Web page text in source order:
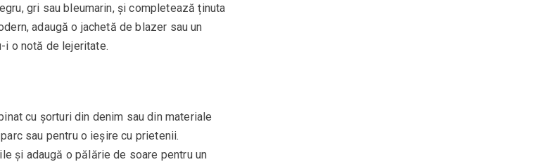
gri sau bleumarin, și completează ținuta
adaugă o jachetă de blazer sau un
i o notă de lejeritate.
cu șorturi din denim sau din materiale
sau pentru o ieșire cu prietenii.
și adaugă o pălărie de soare pentru un